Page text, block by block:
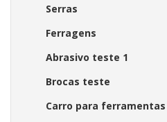
Serras
Ferragens
Abrasivo teste 1
Brocas teste
Carro para ferramentas